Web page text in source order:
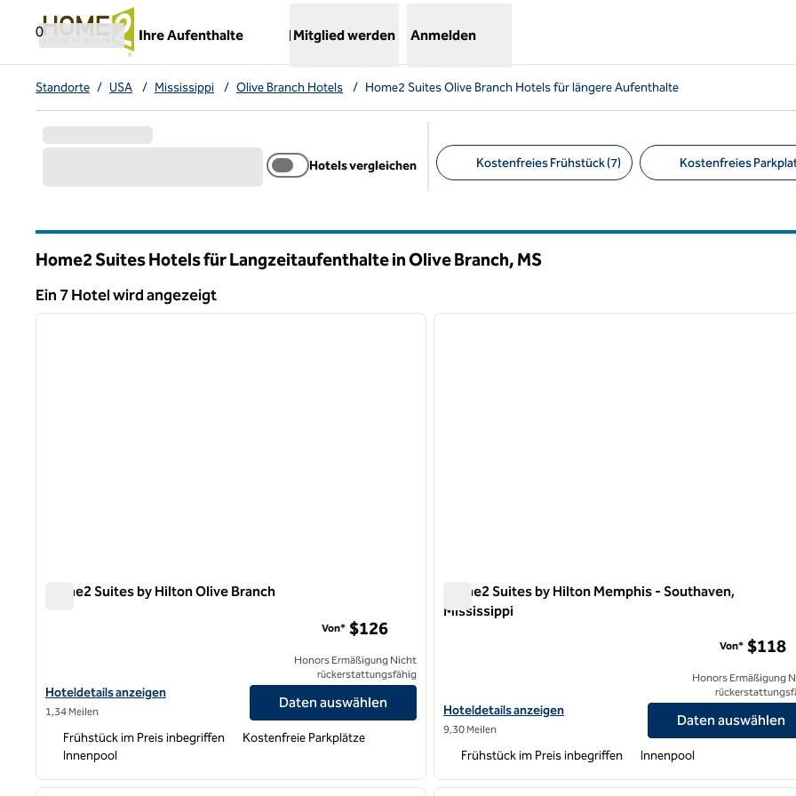
0
Ihre Aufenthalte
,
Mitglied werden Anmelden
Standorte / USA / Mississippi / Olive Branch Hotels / Home2 Suites Olive Branch Hotels für längere Aufenthalte
Hotels vergleichen Kostenfreies Frühstück (7) Kostenfreies
Home2 Suites Hotels für Langzeitaufenthalte in Olive Branch, MS
Ein 7 Hotel wird angezeigt
Ein 7 Hotel wird angezeigt
1 von 12
nächstes Bild
Home2 Suites by Hilton Olive Branch
Hoteldetails für Home2 Suites by Hilton Olive Branch anzeigen
Hoteldetails anzeigen
1,34 Meilen
Von* $126
Honors Ermäßigung Nicht
rückerstattungsfähig
Daten auswählen
Frühstück im Preis inbegriffen
Kostenfreie Parkplätze
Innenpool
1 von 12
Home2 Suites by Hilton Memphis - Southaven,
Mississippi
Hoteldetails für Home2 Suites by Hilton Memphis – Southaven,
Hoteldetails anzeigen
9,30 Meilen
Von* $118
Honors Ermäßigung
Daten auswählen
Frühstück im Preis inbegriffen Innenpool